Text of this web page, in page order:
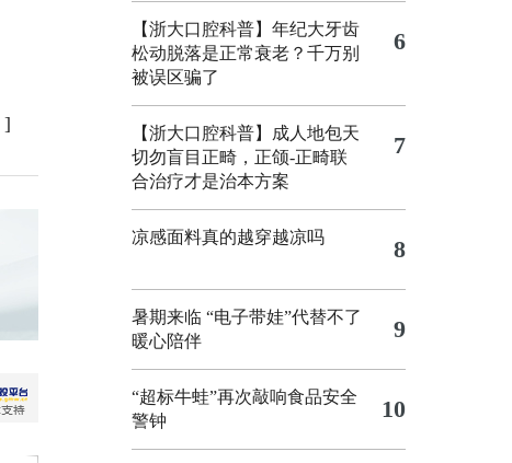
]
【浙大口腔科普】年纪大牙齿
松动脱落是正常衰老？千万别
被误区骗了
6
【浙大口腔科普】成人地包天
切勿盲目正畸，正颌‑正畸联
合治疗才是治本方案
7
凉感面料真的越穿越凉吗 8
暑期来临 “电子带娃”代替不了
暖心陪伴
9
“超标牛蛙”再次敲响食品安全
警钟
10